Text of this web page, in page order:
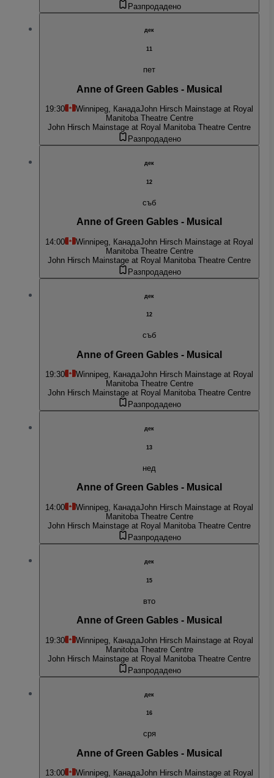
Разпродадено
дек
11
пет
Anne of Green Gables - Musical
19:30 Winnipeg, КанадаJohn Hirsch Mainstage at Royal
Manitoba Theatre Centre
John Hirsch Mainstage at Royal Manitoba Theatre Centre
Разпродадено
дек
12
съб
Anne of Green Gables - Musical
14:00 Winnipeg, КанадаJohn Hirsch Mainstage at Royal
Manitoba Theatre Centre
John Hirsch Mainstage at Royal Manitoba Theatre Centre
Разпродадено
дек
12
съб
Anne of Green Gables - Musical
19:30 Winnipeg, КанадаJohn Hirsch Mainstage at Royal
Manitoba Theatre Centre
John Hirsch Mainstage at Royal Manitoba Theatre Centre
Разпродадено
дек
13
нед
Anne of Green Gables - Musical
14:00 Winnipeg, КанадаJohn Hirsch Mainstage at Royal
Manitoba Theatre Centre
John Hirsch Mainstage at Royal Manitoba Theatre Centre
Разпродадено
дек
15
вто
Anne of Green Gables - Musical
19:30 Winnipeg, КанадаJohn Hirsch Mainstage at Royal
Manitoba Theatre Centre
John Hirsch Mainstage at Royal Manitoba Theatre Centre
Разпродадено
дек
16
сря
Anne of Green Gables - Musical
13:00 Winnipeg, КанадаJohn Hirsch Mainstage at Royal